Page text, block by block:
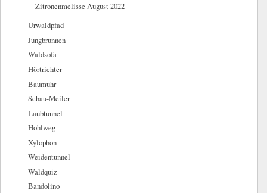
Zitronenmelisse August 2022
Urwaldpfad
Jungbrunnen
Waldsofa
Hörtrichter
Baumuhr
Schau-Meiler
Laubtunnel
Hohlweg
Xylophon
Weidentunnel
Waldquiz
Bandolino